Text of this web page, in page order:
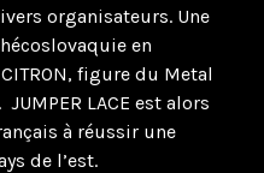
organisateurs. Une
en
figure du Metal
LACE est alors
à réussir une
de l’est.